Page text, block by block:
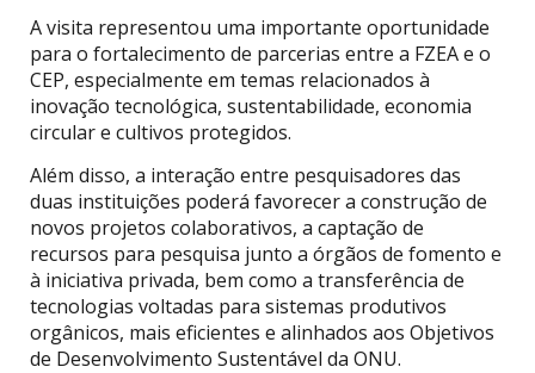
A visita representou uma importante oportunidade
para o fortalecimento de parcerias entre a FZEA e o
CEP, especialmente em temas relacionados à
inovação tecnológica, sustentabilidade, economia
circular e cultivos protegidos.
Além disso, a interação entre pesquisadores das
duas instituições poderá favorecer a construção de
novos projetos colaborativos, a captação de
recursos para pesquisa junto a órgãos de fomento e
à iniciativa privada, bem como a transferência de
tecnologias voltadas para sistemas produtivos
orgânicos, mais eficientes e alinhados aos Objetivos
de Desenvolvimento Sustentável da ONU.